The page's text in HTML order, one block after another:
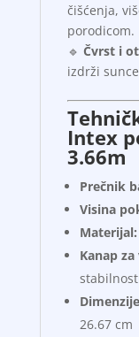
čišćenja,
porodicom.
🔹 Čvrst i
izdrži
Intex
3.66m
Prečnik
Visina
Materijal:
Kanap
stabilnost
26.67 cm